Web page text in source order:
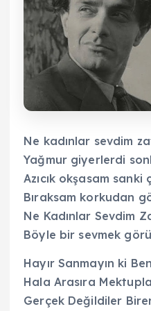
Ne kadınlar sevdim
Yağmur giyerlerdi
Azıcık okşasam
Bıraksam korkudan
Ne Kadınlar Sevdim
Böyle bir sevmek
Hayır Sanmayın ki
Hala Arasıra
Gerçek Değildiler